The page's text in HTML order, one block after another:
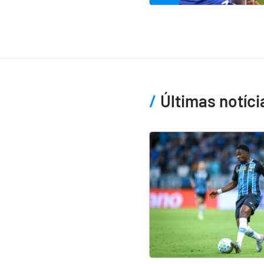
Últimas